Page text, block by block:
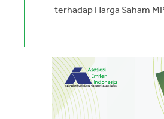
terhadap Harga Saham